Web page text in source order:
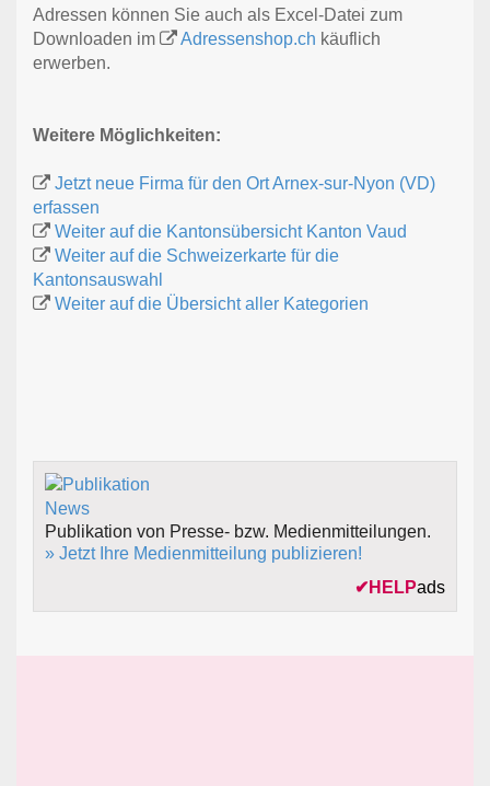
Adressen können Sie auch als Excel-Datei zum
Downloaden im
Adressenshop.ch käuflich
erwerben.
Weitere Möglichkeiten:
Jetzt neue Firma für den Ort Arnex-sur-Nyon (VD)
erfassen
Weiter auf die Kantonsübersicht Kanton Vaud
Weiter auf die Schweizerkarte für die
Kantonsauswahl
Weiter auf die Übersicht aller Kategorien
Publikation von Presse- bzw. Medienmitteilungen.
» Jetzt Ihre Medienmitteilung publizieren!
✔ HELPads